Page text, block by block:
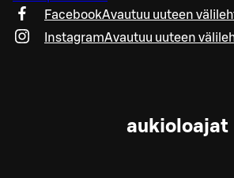
FacebookAvautuu uuteen
InstagramAvautuu uuteen
aukioloajat